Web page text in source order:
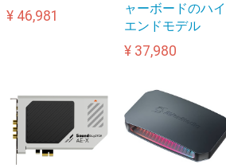
¥ 46,981
ャーボードのハイ
エンドモデル
¥ 37,980